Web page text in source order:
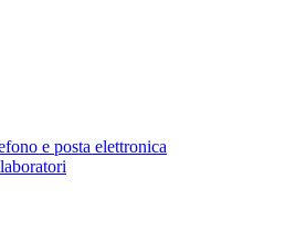
e posta elettronica